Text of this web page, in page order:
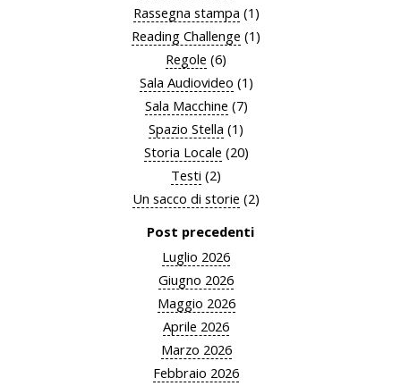
Rassegna stampa (1)
Reading Challenge (1)
Regole (6)
Sala Audiovideo (1)
Sala Macchine (7)
Spazio Stella (1)
Storia Locale (20)
Testi (2)
Un sacco di storie (2)
Post precedenti
Luglio 2026
Giugno 2026
Maggio 2026
Aprile 2026
Marzo 2026
Febbraio 2026